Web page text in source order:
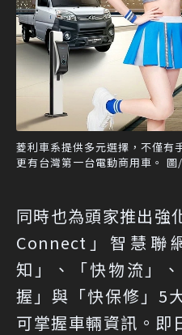
菱利車系提供多元選擇，不僅有
更有台灣第一台電動商用車。
同時也為頭家推出強
Connect」智慧聯
知」、「快物流」
握」與「快保修」5
可掌握車輛資訊。即